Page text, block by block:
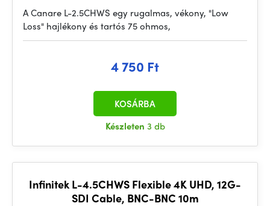
A Canare L-2.5CHWS egy rugalmas, vékony, "Low
Loss" hajlékony és tartós 75 ohmos,
4 750 Ft
Készleten 3 db
KOSÁRBA
Infinitek L-4.5CHWS Flexible 4K UHD, 12G-
SDI Cable, BNC-BNC 10m